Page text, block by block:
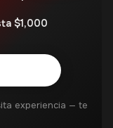
$1,000
experiencia — te